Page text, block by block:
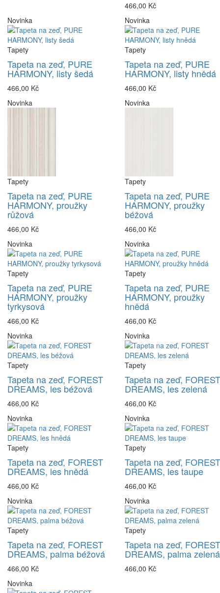
466,00 Kč
Novinka
Tapety
Tapeta na zeď, PURE
HARMONY, listy šedá
466,00 Kč
Novinka
Tapety
Tapeta na zeď, PURE
HARMONY, listy hnědá
466,00 Kč
Novinka
Tapety
Tapeta na zeď, PURE
HARMONY, proužky
růžová
466,00 Kč
Novinka
Tapety
Tapeta na zeď, PURE
HARMONY, proužky
béžová
466,00 Kč
Novinka
Tapety
Tapeta na zeď, PURE
HARMONY, proužky
tyrkysová
466,00 Kč
Novinka
Tapety
Tapeta na zeď, PURE
HARMONY, proužky
hnědá
466,00 Kč
Novinka
Tapety
Tapeta na zeď, FOREST
DREAMS, les béžová
466,00 Kč
Novinka
Tapety
Tapeta na zeď, FOREST
DREAMS, les zelená
466,00 Kč
Novinka
Tapety
Tapeta na zeď, FOREST
DREAMS, les hnědá
466,00 Kč
Novinka
Tapety
Tapeta na zeď, FOREST
DREAMS, les taupe
466,00 Kč
Novinka
Tapety
Tapeta na zeď, FOREST
DREAMS, palma béžová
466,00 Kč
Novinka
Tapety
Tapeta na zeď, FOREST
DREAMS, palma zelená
466,00 Kč
Novinka